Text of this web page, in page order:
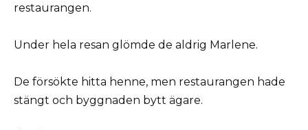
restaurangen.
Under hela resan glömde de aldrig Marlene.
De försökte hitta henne, men restaurangen hade
stängt och byggnaden bytt ägare.